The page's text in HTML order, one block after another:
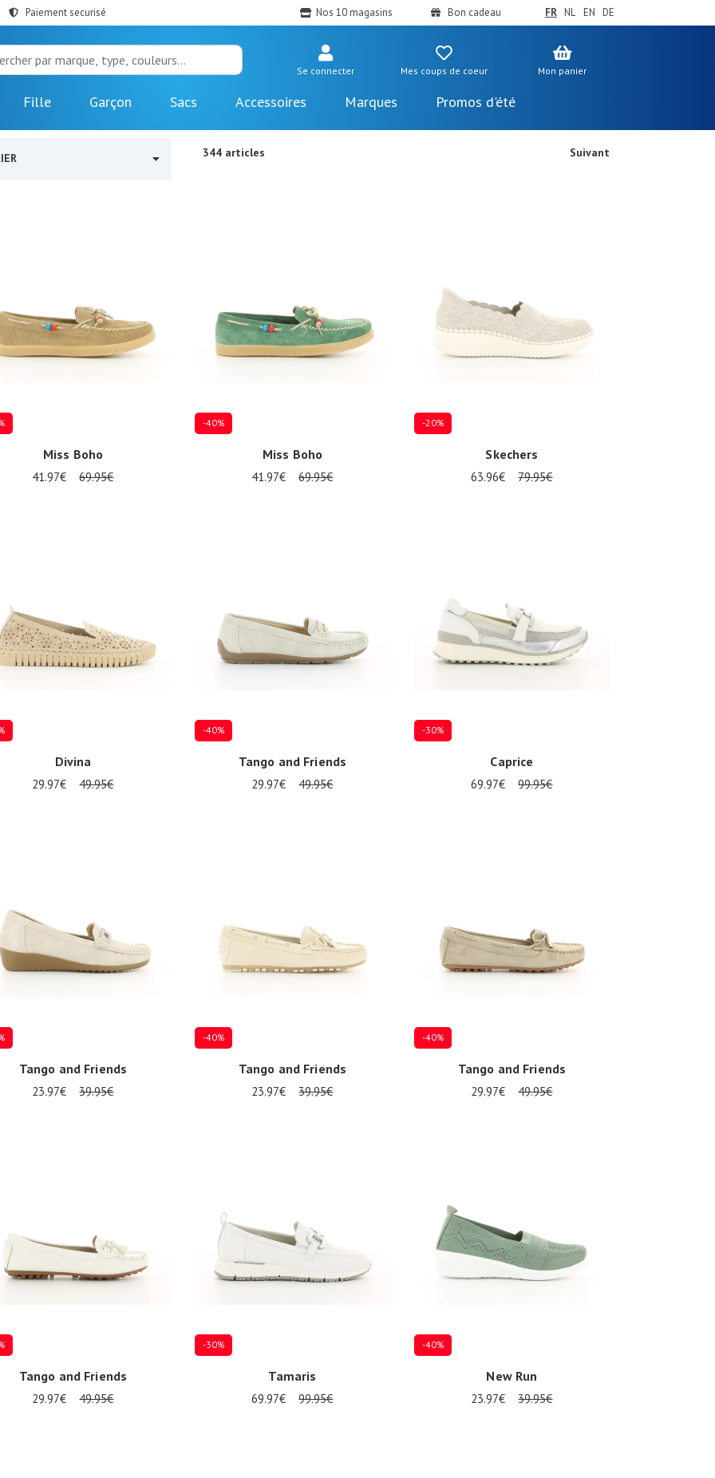
Paiement securisé Nos 10 magasins Bon cadeau FR NL EN DE
Se connecter Mes coups de coeur Mon panier
Fille Garçon Sacs Accessoires Marques Promos d'été
344 articles Suivant
Miss Boho
41.97€ 69.95€
-40%
Miss Boho
41.97€ 69.95€
-20%
Skechers
63.96€ 79.95€
Divina
29.97€ 49.95€
-40%
Tango and Friends
29.97€ 49.95€
-30%
Caprice
69.97€ 99.95€
Tango and Friends
23.97€ 39.95€
-40%
Tango and Friends
23.97€ 39.95€
-40%
Tango and Friends
29.97€ 49.95€
Tango and Friends
29.97€ 49.95€
-30%
Tamaris
69.97€ 99.95€
-40%
New Run
23.97€ 39.95€